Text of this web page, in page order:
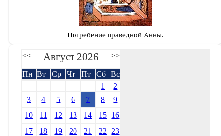
Погребение праведной Анны.
<< Август 2026 >>
Пн Вт Ср Чт Пт Сб
Вс
1
2
3
4 5 6 7 8
9
10
11 12 13 14 15
16
17
18 19 20 21 22
23